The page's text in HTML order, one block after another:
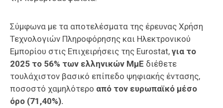
Σύμφωνα με τα αποτελέσματα της έρευνας Χρήση
Τεχνολογιών Πληροφόρησης και Ηλεκτρονικού
Εμπορίου στις Επιχειρήσεις της Eurostat, για το
2025 το 56% των ελληνικών ΜμΕ διέθετε
τουλάχιστον βασικό επίπεδο ψηφιακής έντασης,
ποσοστό χαμηλότερο από τον ευρωπαϊκό μέσο
όρο (71,40%).